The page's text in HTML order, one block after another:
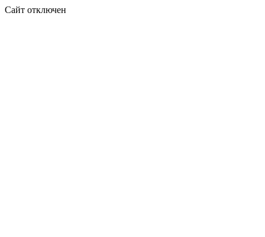
Сайт отключен